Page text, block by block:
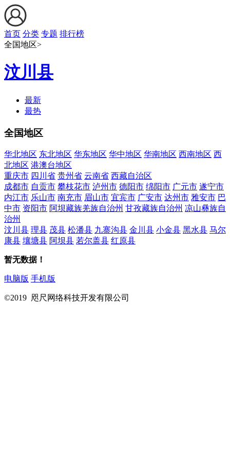
首页 分类 专题 排行榜
全国地区>
汶川县
最新
最热
全国地区
华北地区 东北地区 华东地区 华中地区 华南地区 西南地区 西
北地区 港澳台地区
重庆市 四川省 贵州省 云南省 西藏自治区
成都市 自贡市 攀枝花市 泸州市 德阳市 绵阳市 广元市 遂宁市
内江市 乐山市 南充市 眉山市 宜宾市 广安市 达州市 雅安市 巴
中市 资阳市 阿坝藏族羌族自治州 甘孜藏族自治州 凉山彝族自
治州
汶川县 理县 茂县 松潘县 九寨沟县 金川县 小金县 黑水县 马尔
康县 壤塘县 阿坝县 若尔盖县 红原县
暂无数据！
电脑版 手机版
©2019 咫尺网络科技开发有限公司